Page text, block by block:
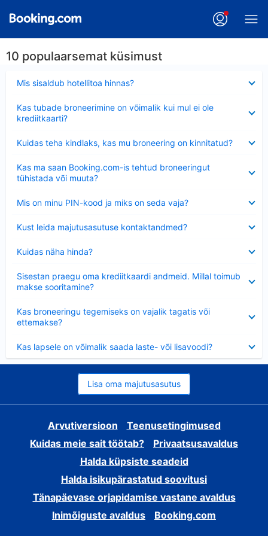
10 populaarsemat küsimust
Mis sisaldub hotellitoa hinnas?
Kas tubade broneerimine on võimalik kui mul ei ole
krediitkaarti?
Kuidas teha kindlaks, kas mu broneering on kinnitatud?
Kas ma saan Booking.com-is tehtud broneeringut
tühistada või muuta?
Mis on minu PIN-kood ja miks on seda vaja?
Kust leida majutusasutuse kontaktandmed?
Kuidas näha hinda?
Sisestan praegu oma krediitkaardi andmeid. Millal toimub
makse sooritamine?
Kas broneeringu tegemiseks on vajalik tagatis või
ettemakse?
Kas lapsele on võimalik saada laste- või lisavoodi?
Lisa oma majutusasutus
Arvutiversioon
Teenusetingimused
Kuidas meie sait töötab?
Privaatsusavaldus
Halda küpsiste seadeid
Halda isikupärastatud soovitusi
Tänapäevase orjapidamise vastane avaldus
Inimõiguste avaldus
Booking.com